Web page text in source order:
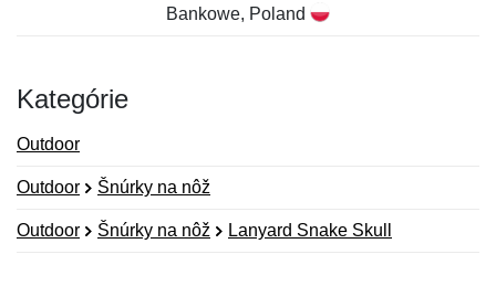
Bankowe, Poland
Kategórie
Outdoor
Outdoor Šnúrky na nôž
Outdoor Šnúrky na nôž Lanyard Snake Skull